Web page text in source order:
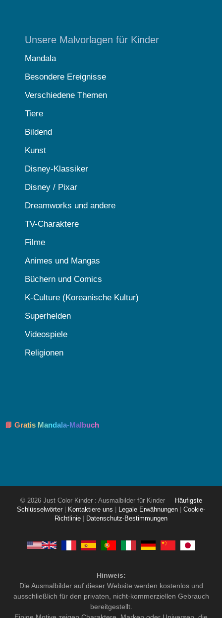
Unsere Malvorlagen für Kinder
Mandala
Besondere Ereignisse
Verschiedene Themen
Tiere
Bildend
Kunst
Disney-Klassiker
Disney / Pixar
Dreamworks und andere
TV-Charaktere
Filme
Animes und Mangas
Büchern und Comics
K-Culture (Koreanische Kultur)
Superhelden
Videospiele
Religionen
📘 Gratis Mandala-Malbuch
© 2026 Just Color Kinder : Ausmalbilder für Kinder
Häufigste
Schlüsselwörter
Kontaktiere uns Legale Erwähnungen
Cookie-
Richtlinie
Datenschutz-Bestimmungen
Hinweis:
Die Ausmalbilder auf dieser Website werden kostenlos und
ausschließlich für den privaten, nicht-kommerziellen Gebrauch
bereitgestellt.